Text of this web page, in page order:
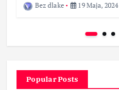
Bez dlake
19 Maja, 2024
Popular Posts